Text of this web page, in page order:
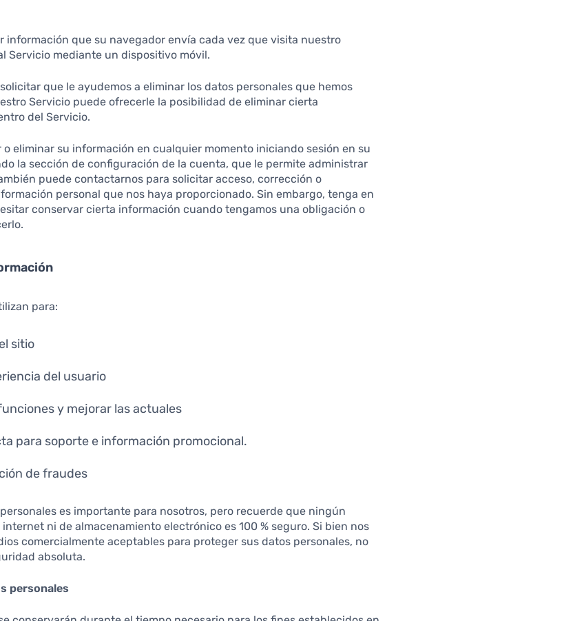
información que su navegador envía cada vez que visita nuestro
Servicio mediante un dispositivo móvil.
que le ayudemos a eliminar los datos personales que hemos
Servicio puede ofrecerle la posibilidad de eliminar cierta
del Servicio.
eliminar su información en cualquier momento iniciando sesión en su
la sección de configuración de la cuenta, que le permite administrar
puede contactarnos para solicitar acceso, corrección o
personal que nos haya proporcionado. Sin embargo, tenga en
conservar cierta información cuando tengamos una obligación o
para:
sitio
del usuario
y mejorar las actuales
para soporte e información promocional.
de fraudes
es importante para nosotros, pero recuerde que ningún
ni de almacenamiento electrónico es 100 % seguro. Si bien nos
comercialmente aceptables para proteger sus datos personales, no
absoluta.
personales